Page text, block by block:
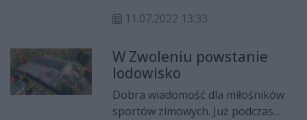
różnych częściach miasta, zwłaszcza
Burmistrz Arkadiusz Sulima
tłumaczy, że powodem jest stara
technologia, używana w
oczyszczalniach ścieków.
11.07.2022 13:33
W Zwoleniu powstanie
lodowisko
Dobra wiadomość dla miłośników
sportów zimowych. Już podczas